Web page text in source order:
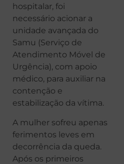
hospitalar, foi
necessário acionar a
unidade avançada do
Samu (Serviço de
Atendimento Móvel de
Urgência), com apoio
médico, para auxiliar na
contenção e
estabilização da vítima.
A mulher sofreu apenas
ferimentos leves em
decorrência da queda.
Após os primeiros